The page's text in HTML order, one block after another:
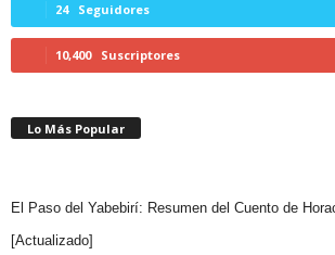
24 Seguidores
10,400 Suscriptores
Lo Más Popular
El Paso del Yabebirí: Resumen del Cuento de
[Actualizado]